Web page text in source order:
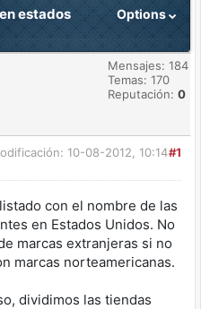
Options
estados
Mensajes: 184
Temas: 170
Reputación: 0
#1
10-08-2012, 10:14
con el nombre de las
en Estados Unidos. No
marcas extranjeras si no
marcas norteamericanas.
dividimos las tiendas